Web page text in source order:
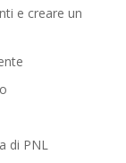
e creare un
di PNL